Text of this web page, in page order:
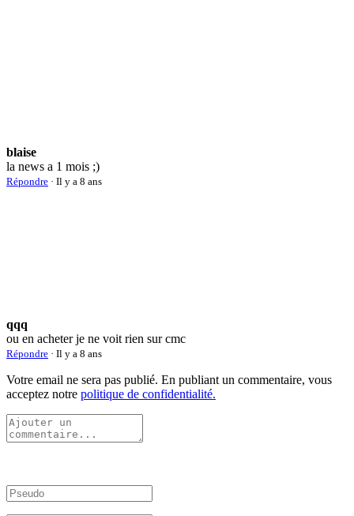
blaise
la news a 1 mois ;)
Répondre · Il y a 8 ans
qqq
ou en acheter je ne voit rien sur cmc
Répondre · Il y a 8 ans
Votre email ne sera pas publié. En publiant un commentaire, vous
acceptez notre politique de confidentialité.